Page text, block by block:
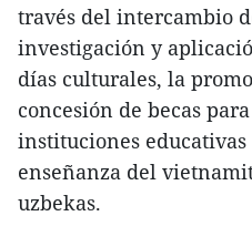
través del intercambio
investigación y
días culturales, la
concesión de becas
instituciones educativas
enseñanza del
uzbekas.